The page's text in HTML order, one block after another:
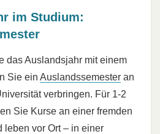
im Studium:
das Auslandsjahr mit einem
Sie ein Auslandssemester an
verbringen. Für 1-2
Sie Kurse an einer fremden
leben vor Ort – in einer